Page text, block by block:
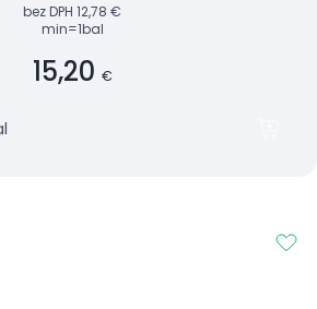
bez DPH 12,78 €
min=1bal
15,20 €